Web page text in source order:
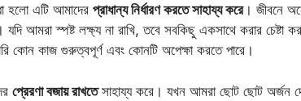
হলো এটি আমাদের প্রাধান্য নির্ধারণ করতে সাহায্য করে। জীবনে
আমরা স্পষ্ট লক্ষ্য না রাখি, তবে সবকিছু একসাথে করার চেষ্টা
কোন কাজ গুরুত্বপূর্ণ এবং কোনটি অপেক্ষা করতে পারে।
প্রেরণা বজায় রাখতেসাহায্য করে। যখন আমরা ছোট ছোট অর্জন